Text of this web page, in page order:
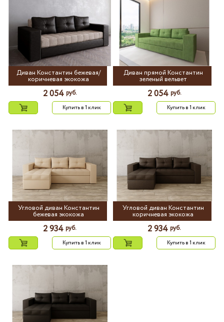
Диван Константин бежевая/
коричневая экокожа
2 054 руб.
Купить в 1 клик
Диван прямой Константин
зеленый вельвет
2 054 руб.
Купить в 1 клик
Угловой диван Константин
бежевая экокожа
2 934 руб.
Купить в 1 клик
Угловой диван Константин
коричневая экокожа
2 934 руб.
Купить в 1 клик